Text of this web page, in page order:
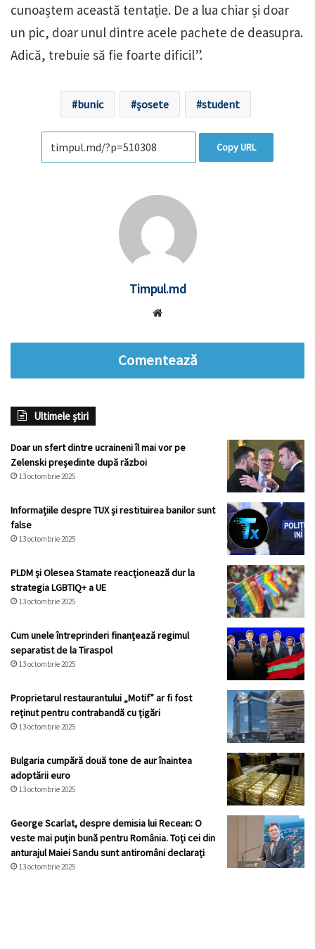
cunoaștem această tentație. De a lua chiar și doar
un pic, doar unul dintre acele pachete de deasupra.
Adică, trebuie să fie foarte dificil”.
bunic șosete student
Copy URL
Timpul.md
Comentează
Ultimele știri
Doar un sfert dintre ucraineni îl mai vor pe
Zelenski președinte după război
13 octombrie 2025
Informațiile despre TUX și restituirea banilor sunt
false
13 octombrie 2025
PLDM și Olesea Stamate reacționează dur la
strategia LGBTIQ+ a UE
13 octombrie 2025
Cum unele întreprinderi finanțează regimul
separatist de la Tiraspol
13 octombrie 2025
Proprietarul restaurantului „Motif” ar fi fost
reținut pentru contrabandă cu țigări
13 octombrie 2025
Bulgaria cumpără două tone de aur înaintea
adoptării euro
13 octombrie 2025
George Scarlat, despre demisia lui Recean: O
veste mai puțin bună pentru România. Toți cei din
anturajul Maiei Sandu sunt antiromâni declarați
13 octombrie 2025